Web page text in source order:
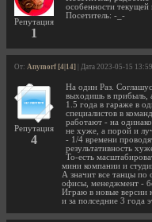
Репутация
1
особенности текущей
Посетитель: -_-
От: Anymorf [4|14] | Дата 2023-05-15
Репутация
4
На один Раз.
выходишь в прибыль,
1.5 года в гараже в
специалистов в
работают - на
не хуже, а порой и
- 1/4 времени
результативность
То-есть
мини компании и
А значит все танцы по
офисы, менеджмент -
Играю в новые версии
и за полседние 3 года